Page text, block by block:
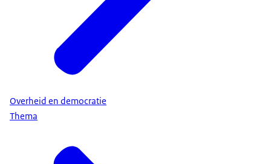
Overheid en democratie
Thema